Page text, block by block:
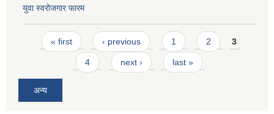
युवा स्वरोजगार फारम
Pages
« first ‹ previous 1 2 3
4 next › last »
अन्य